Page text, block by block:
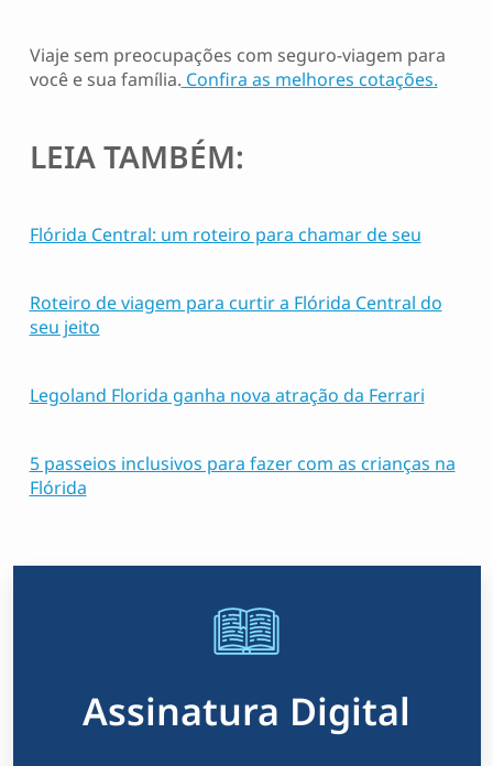
Viaje sem preocupações com seguro-viagem para
você e sua família. Confira as melhores cotações.
LEIA TAMBÉM:
Flórida Central: um roteiro para chamar de seu
Roteiro de viagem para curtir a Flórida Central do
seu jeito
Legoland Florida ganha nova atração da Ferrari
5 passeios inclusivos para fazer com as crianças na
Flórida
Assinatura Digital